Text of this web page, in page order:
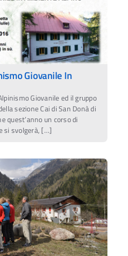
Giovanile In
Giovanile ed il gruppo
sezione Cai di San Donà di
quest’anno un corso di
si svolgerà, […]